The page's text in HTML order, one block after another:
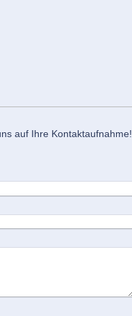
auf Ihre Kontaktaufnahme!